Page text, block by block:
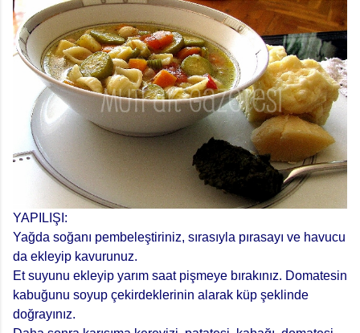
YAPILIŞI:
Yağda soğanı pembeleştiriniz, sırasıyla pırasayı ve havucu
da ekleyip kavurunuz.
Et suyunu ekleyip yarım saat pişmeye bırakınız. Domatesin
kabuğunu soyup çekirdeklerinin alarak küp şeklinde
doğrayınız.